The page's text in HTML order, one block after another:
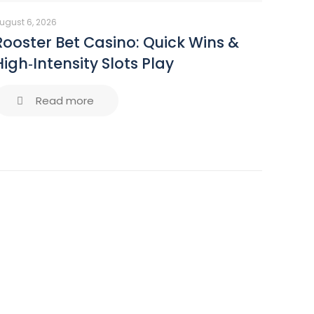
6, 2026
Bet Casino: Quick Wins &
Slots Play
Read more